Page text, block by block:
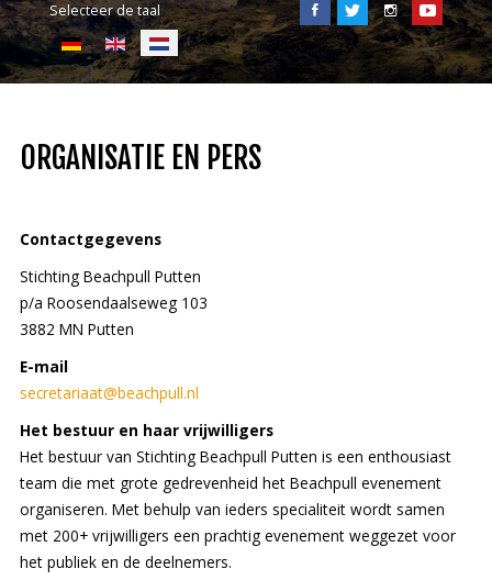
Activiteiten
E-Tickets
Selecteer de taal
ORGANISATIE EN PERS
Contactgegevens
Stichting Beachpull Putten
p/a Roosendaalseweg 103
3882 MN Putten
E-mail
secretariaat@beachpull.nl
Het bestuur en haar vrijwilligers
Het bestuur van Stichting Beachpull Putten is een enthousiast
team die met grote gedrevenheid het Beachpull evenement
organiseren. Met behulp van ieders specialiteit wordt samen
met 200+ vrijwilligers een prachtig evenement weggezet voor
het publiek en de deelnemers.